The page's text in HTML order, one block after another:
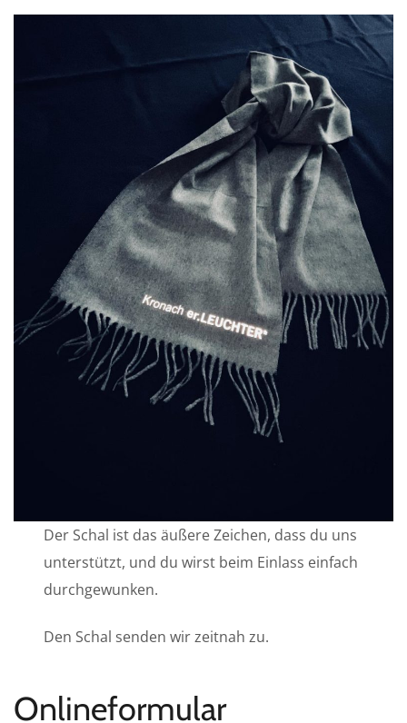
Der Schal ist das äußere Zeichen, dass du uns
unterstützt, und du wirst beim Einlass einfach
durchgewunken.
Den Schal senden wir zeitnah zu.
Onlineformular